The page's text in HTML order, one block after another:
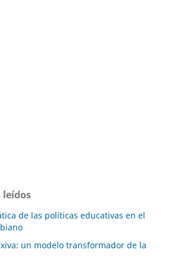
leídos
de las políticas educativas en el
un modelo transformador de la